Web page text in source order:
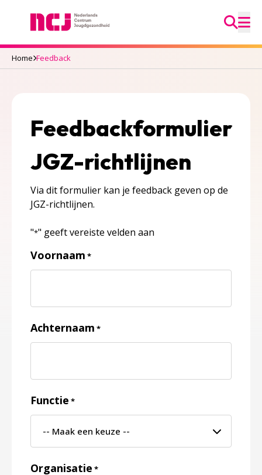
Ga
Home Feedback
Feedbackformulier
JGZ-richtlijnen
Via dit formulier kan je feedback geven op de
JGZ-richtlijnen.
"*" geeft vereiste velden aan
Voornaam *
Achternaam *
Functie *
Organisatie *